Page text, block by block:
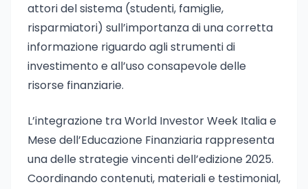
attori del sistema (studenti, famiglie,
risparmiatori) sull’importanza di una corretta
informazione riguardo agli strumenti di
investimento e all’uso consapevole delle
risorse finanziarie.
L’integrazione tra World Investor Week Italia e
Mese dell’Educazione Finanziaria rappresenta
una delle strategie vincenti dell’edizione 2025.
Coordinando contenuti, materiali e testimonial,